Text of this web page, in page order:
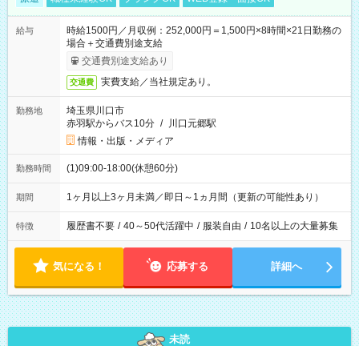
給与
時給1500円／月収例：252,000円＝1,500円×8時間×21日勤務の
場合＋交通費別途支給
交通費別途支給あり
交通費 実費支給／当社規定あり。
勤務地
埼玉県川口市
赤羽駅からバス10分 / 川口元郷駅
情報・出版・メディア
勤務時間 (1)09:00-18:00(休憩60分)
期間 1ヶ月以上3ヶ月未満／即日～1ヵ月間（更新の可能性あり）
特徴 履歴書不要 / 40～50代活躍中 / 服装自由 / 10名以上の大量募集
気になる！ 応募する 詳細へ
未読